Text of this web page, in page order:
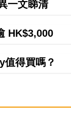
一文睇清
HK$3,000
值得買嗎？